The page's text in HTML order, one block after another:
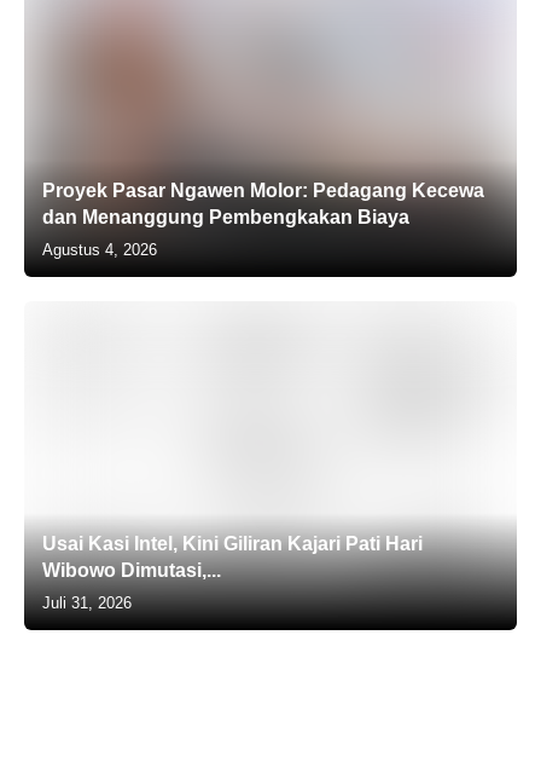
Proyek Pasar Ngawen Molor: Pedagang Kecewa
dan Menanggung Pembengkakan Biaya
Agustus 4, 2026
Usai Kasi Intel, Kini Giliran Kajari Pati Hari
Wibowo Dimutasi,...
Juli 31, 2026